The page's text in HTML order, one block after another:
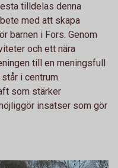
tilldelas denna
med att skapa
barnen i Fors. Genom
och ett nära
till en meningsfull
i centrum.
som stärker
insatser som gör